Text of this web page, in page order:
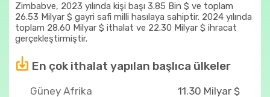
Zimbabve, 2023 yılında kişi başı 3.85 Bin $ ve toplam
26.53 Milyar $ gayri safi milli hasılaya sahiptir. 2024 yılında
toplam 28.60 Milyar $ ithalat ve 22.30 Milyar $ ihracat
gerçekleştirmiştir.
En çok ithalat yapılan başlıca ülkeler
Güney Afrika
11.30 Milyar $